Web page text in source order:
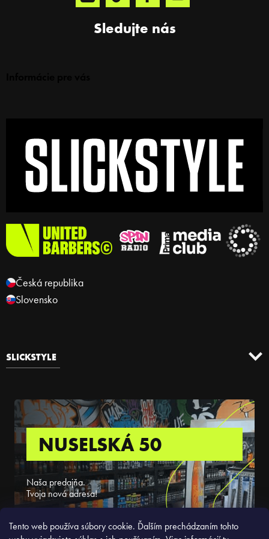
Tento web používa súbory cookie. Ďalším prechádzaním tohto
Sledujte nás
Česká republika
Slovensko
SLICKSTYLE
NUSELSKÁ 50
Naša predajňa.
Tvoja nová adresa!